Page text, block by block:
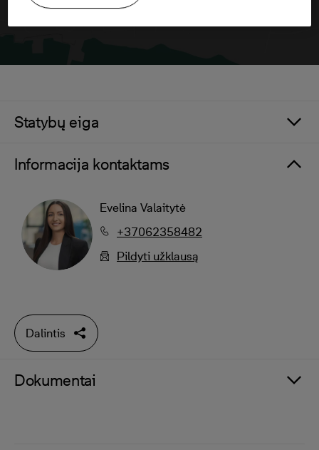
Statybų eiga
Informacija kontaktams
Evelina Valaitytė
+37062358482
Pildyti užklausą
Dalintis
Dokumentai